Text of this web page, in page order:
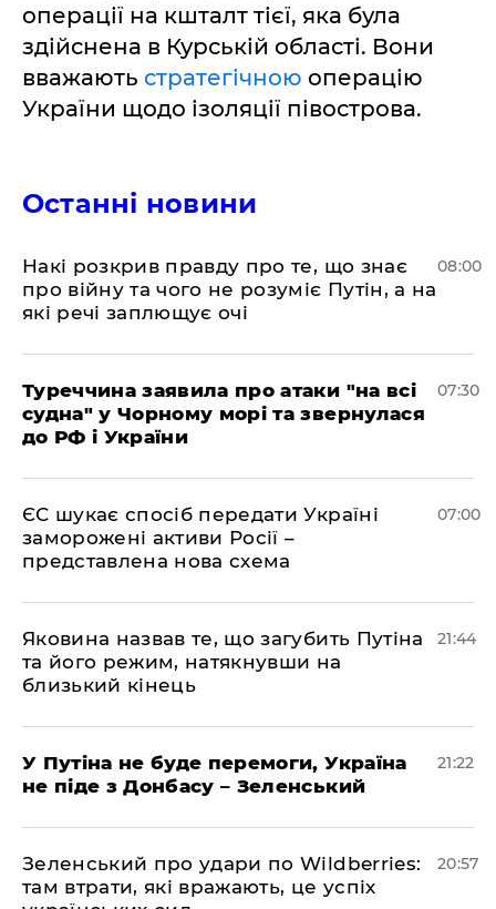
операції на кшталт тієї, яка була
здійснена в Курській області. Вони
вважають стратегічною операцію
України щодо ізоляції півострова.
Останні новини
Накі розкрив правду про те, що знає
про війну та чого не розуміє Путін, а на
які речі заплющує очі
08:00
Туреччина заявила про атаки "на всі
судна" у Чорному морі та звернулася
до РФ і України
07:30
ЄС шукає спосіб передати Україні
заморожені активи Росії –
представлена ​​нова схема
07:00
Яковина назвав те, що загубить Путіна
та його режим, натякнувши на
близький кінець
21:44
У Путіна не буде перемоги, Україна
не піде з Донбасу – Зеленський
21:22
Зеленський про удари по Wildberries:
там втрати, які вражають, це успіх
20:57